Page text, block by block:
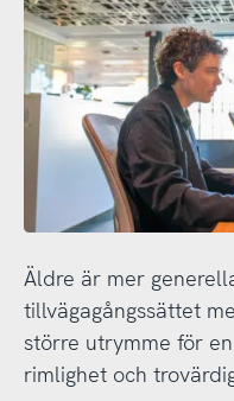
Äldre är mer
tillvägagångssättet
större utrymme för
rimlighet och